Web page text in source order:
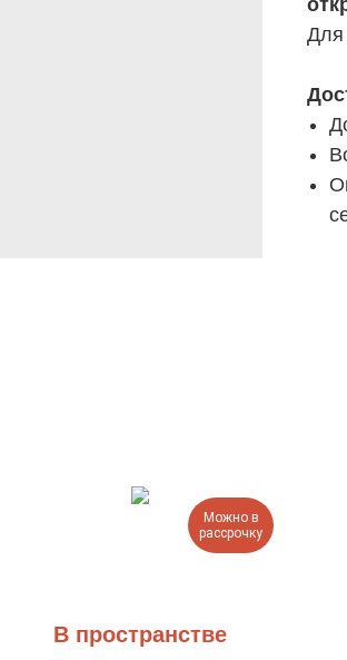
Для
Можно в
рассрочку
В пространстве